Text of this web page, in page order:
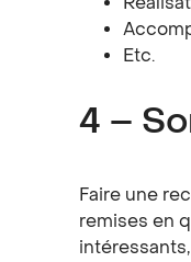
Etc.
4 –
Faire une
remises en